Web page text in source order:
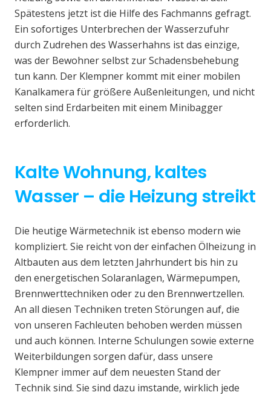
Spätestens jetzt ist die Hilfe des Fachmanns gefragt.
Ein sofortiges Unterbrechen der Wasserzufuhr
durch Zudrehen des Wasserhahns ist das einzige,
was der Bewohner selbst zur Schadensbehebung
tun kann. Der Klempner kommt mit einer mobilen
Kanalkamera für größere Außenleitungen, und nicht
selten sind Erdarbeiten mit einem Minibagger
erforderlich.
Kalte Wohnung, kaltes
Wasser – die Heizung streikt
Die heutige Wärmetechnik ist ebenso modern wie
kompliziert. Sie reicht von der einfachen Ölheizung in
Altbauten aus dem letzten Jahrhundert bis hin zu
den energetischen Solaranlagen, Wärmepumpen,
Brennwerttechniken oder zu den Brennwertzellen.
An all diesen Techniken treten Störungen auf, die
von unseren Fachleuten behoben werden müssen
und auch können. Interne Schulungen sowie externe
Weiterbildungen sorgen dafür, dass unsere
Klempner immer auf dem neuesten Stand der
Technik sind. Sie sind dazu imstande, wirklich jede